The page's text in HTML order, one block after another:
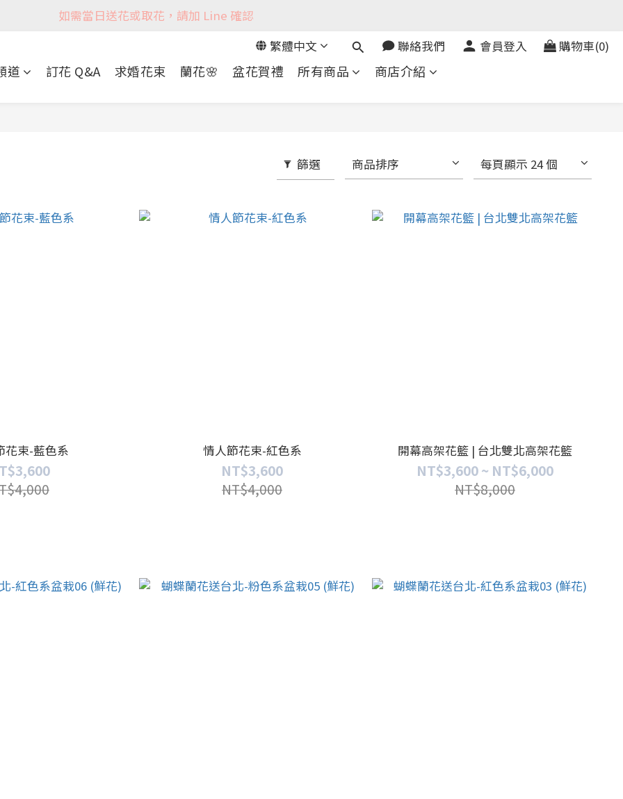
如需當日送花或取花，請加 Line 確認
繁體中文
聯絡我們 會員登入 購物車(0)
道 訂花 Q&A 求婚花束 蘭花🌸 盆花賀禮 所有商品 商店介紹
篩選 商品排序 每頁顯示 24 個
花束-藍色系 情人節花束-紅色系
NT$3,600
NT$4,000
開幕高架花籃 | 台北雙北高架花籃
NT$3,600 ~ NT$6,000
NT$8,000